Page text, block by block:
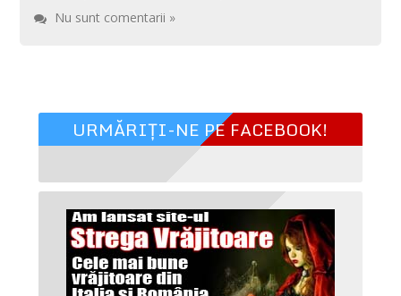
Nu sunt comentarii »
URMĂRIȚI-NE PE FACEBOOK!